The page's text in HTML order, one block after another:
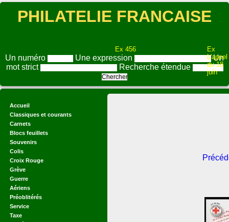
PHILATELIE FRANCAISE
Ex 456
Ex
L'appel
du 18
juin
Un numéro Une expression
Un
mot strict
Recherche étendue
Accueil
Classiques et courants
Carnets
Blocs feuillets
Souvenirs
Colis
Croix Rouge
Grève
Guerre
Aériens
Préoblitérés
Service
Taxe